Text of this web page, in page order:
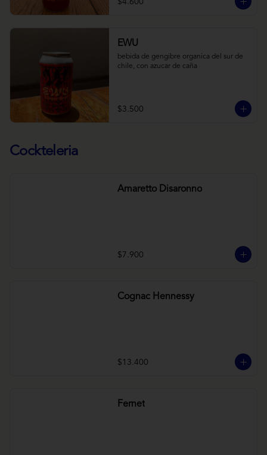
$4.600
EWU
bebida de gengibre organica del sur de
chile, con azucar de caña
$3.500
Cockteleria
Amaretto Disaronno
$7.900
Cognac Hennessy
$13.400
Fernet